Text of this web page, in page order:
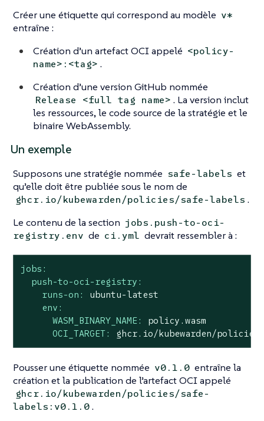
Créer une étiquette qui correspond au modèle v*
entraîne :
Création d’un artefact OCI appelé <policy-
name>:<tag> .
Création d’une version GitHub nommée
Release <full tag name> . La version inclut
les ressources, le code source de la stratégie et le
binaire WebAssembly.
Un exemple
Supposons une stratégie nommée safe-labels et
qu’elle doit être publiée sous le nom de
ghcr.io/kubewarden/policies/safe-labels .
Le contenu de la section jobs.push-to-oci-
registry.env de ci.yml devrait ressembler à :
jobs:
push-to-oci-registry:
runs-on:
ubuntu-latest
env:
WASM_BINARY_NAME:
policy.wasm
OCI_TARGET:
ghcr.io/kubewarden/
Pousser une étiquette nommée v0.1.0 entraîne la
création et la publication de l’artefact OCI appelé
ghcr.io/kubewarden/policies/safe-
labels:v0.1.0.